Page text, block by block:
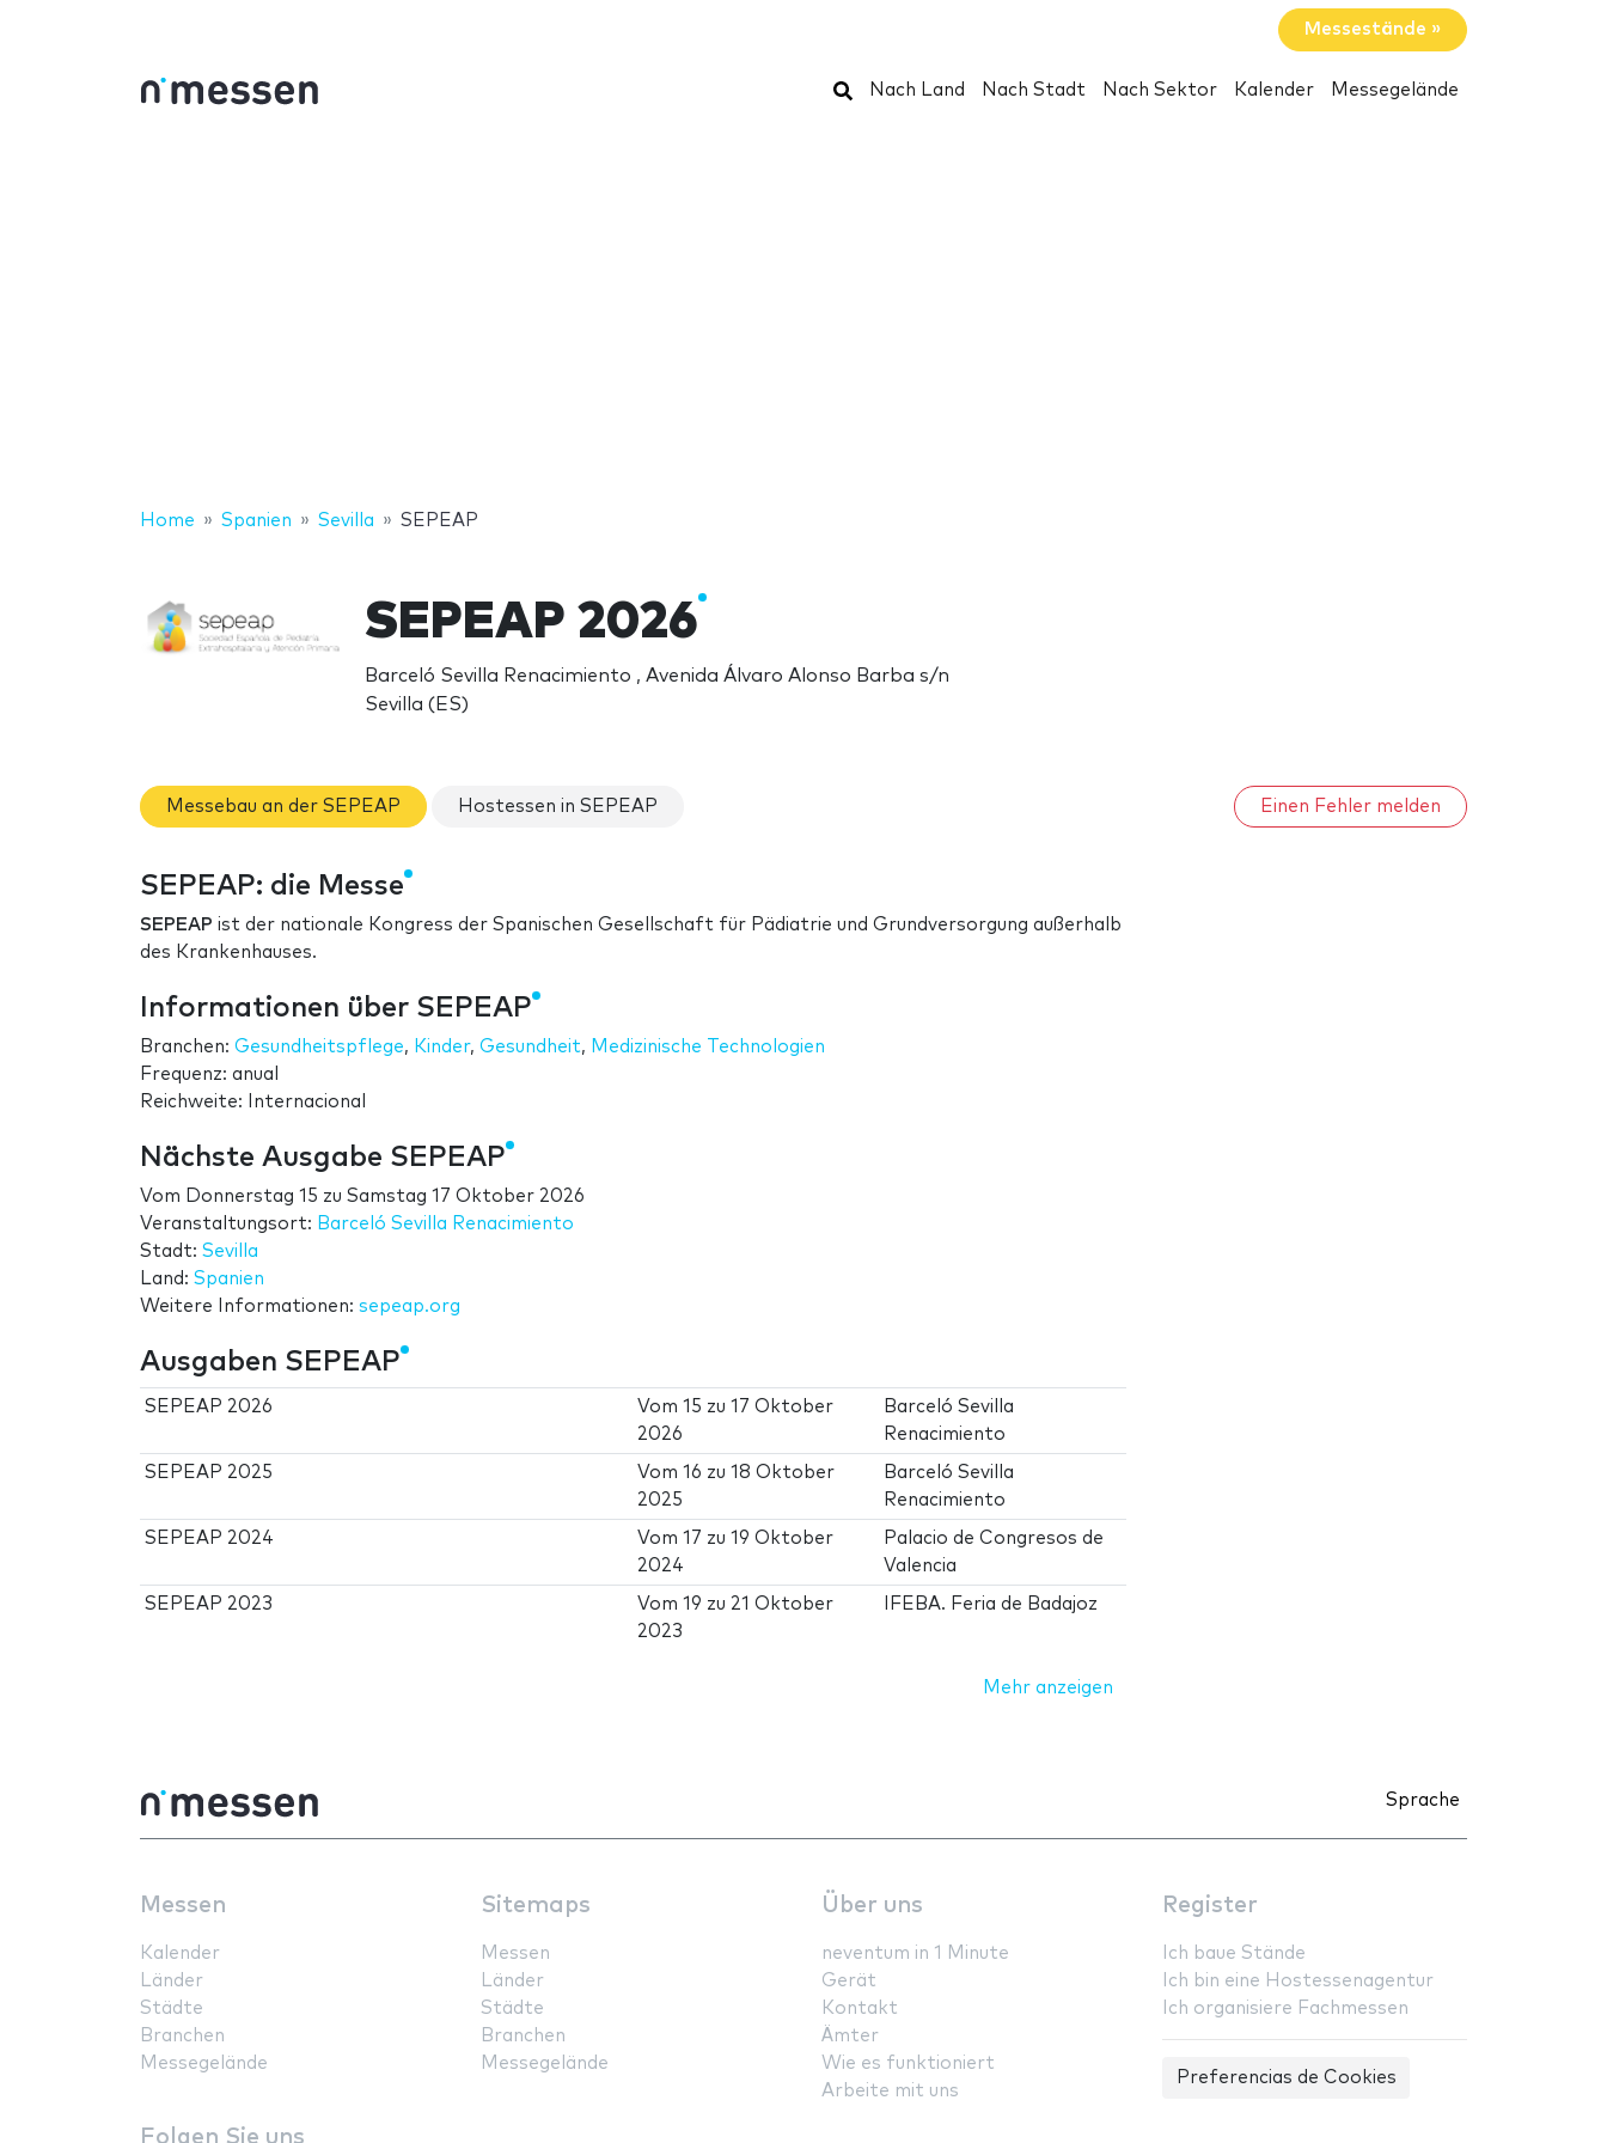
Messestände »
Suchen
Nach Land Nach Stadt Nach Sektor Kalender Messegelände
Home Spanien Sevilla SEPEAP
SEPEAP 2026
Barceló Sevilla Renacimiento , Avenida Álvaro Alonso Barba s/n
Sevilla (ES)
Messebau an der SEPEAP Hostessen in SEPEAP Einen Fehler melden
SEPEAP: die Messe
SEPEAP ist der nationale Kongress der Spanischen Gesellschaft für Pädiatrie und Grundversorgung außerhalb
des Krankenhauses.
Informationen über SEPEAP
Branchen: Gesundheitspflege, Kinder, Gesundheit, Medizinische Technologien
Frequenz: anual
Reichweite: Internacional
Nächste Ausgabe SEPEAP
Vom Donnerstag 15 zu Samstag 17 Oktober 2026
Veranstaltungsort: Barceló Sevilla Renacimiento
Stadt: Sevilla
Land: Spanien
Weitere Informationen: sepeap.org
Ausgaben SEPEAP
SEPEAP 2026 Vom15 zu17 Oktober
2026
Barceló Sevilla
Renacimiento
SEPEAP 2025 Vom16 zu18 Oktober
2025
Barceló Sevilla
Renacimiento
SEPEAP 2024 Vom17 zu19 Oktober
2024
Palacio de Congresos de
Valencia
SEPEAP 2023 Vom19 zu 21 Oktober
2023
IFEBA. Feria de Badajoz
Mehr anzeigen
Sprache
Messen
Kalender
Länder
Städte
Branchen
Messegelände
Sitemaps
Messen
Länder
Städte
Branchen
Messegelände
Über uns
neventum in 1 Minute
Gerät
Kontakt
Ämter
Wie es funktioniert
Arbeite mit uns
Register
Ich baue Stände
Ich bin eine Hostessenagentur
Ich organisiere Fachmessen
Preferencias de Cookies
Folgen Sie uns